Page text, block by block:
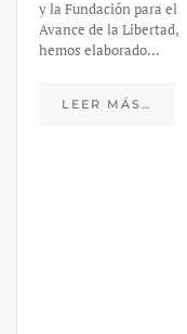
LEER MÁS…